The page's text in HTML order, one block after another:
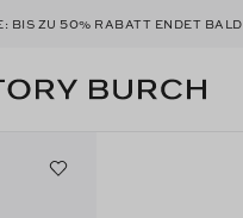
BIS ZU50% RABATT ENDET BALD